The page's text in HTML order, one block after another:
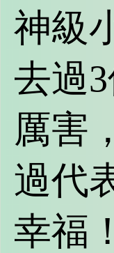
神級
去過
厲害
過代
幸福